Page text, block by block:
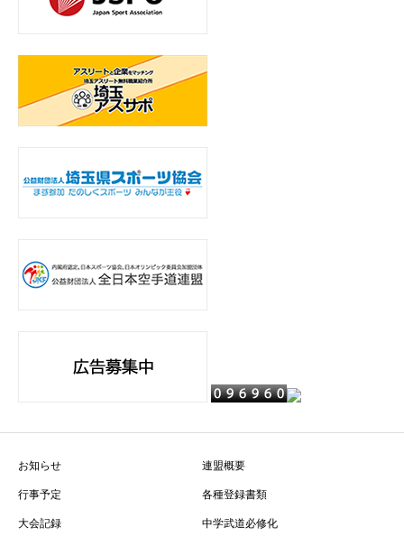
お知らせ
連盟概要
行事予定
各種登録書類
大会記録
中学武道必修化